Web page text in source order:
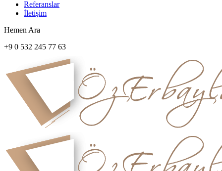
Referanslar
İletişim
Hemen Ara
+9 0 532 245 77 63